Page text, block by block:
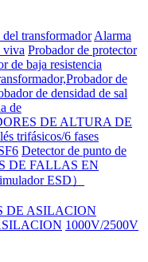
transformador Alarma
viva Probador de protector
de baja resistencia
de
de densidad de sal
de
DE ALTURA DE
trifásicos/6 fases
Detector de punto de
DE FALLAS EN
ESD）
DE ASILACION
1000V/2500V